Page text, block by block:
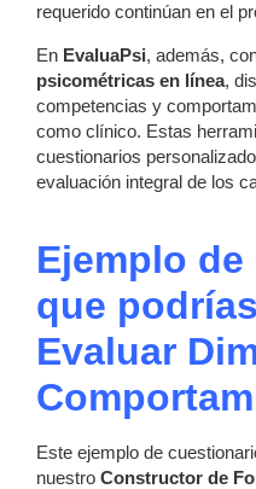
requerido continúan en el
En EvaluaPsi, además,
psicométricas en línea,
competencias y
como clínico. Estas
cuestionarios
evaluación integral de los
Ejemplo
que
Evaluar
Este ejemplo de
nuestro Constructor de